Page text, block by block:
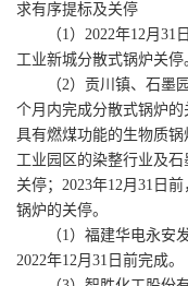
求有序提标及关停
（1）2022年12月31日
工业新城分散式锅炉关停
（2）贡川镇、石墨园
个月内完成分散式锅炉的
具有燃煤功能的生物质锅
工业园区的染整行业及
关停；2023年12月31日
锅炉的关停。
（1）福建华电永安发
2022年12月31日前完成。